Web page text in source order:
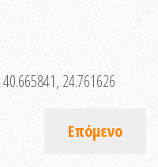
40.665841, 24.761626
Επόμενο